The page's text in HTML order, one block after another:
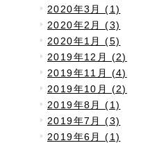
2020年3月 (1)
2020年2月 (3)
2020年1月 (5)
2019年12月 (2)
2019年11月 (4)
2019年10月 (2)
2019年8月 (1)
2019年7月 (3)
2019年6月 (1)